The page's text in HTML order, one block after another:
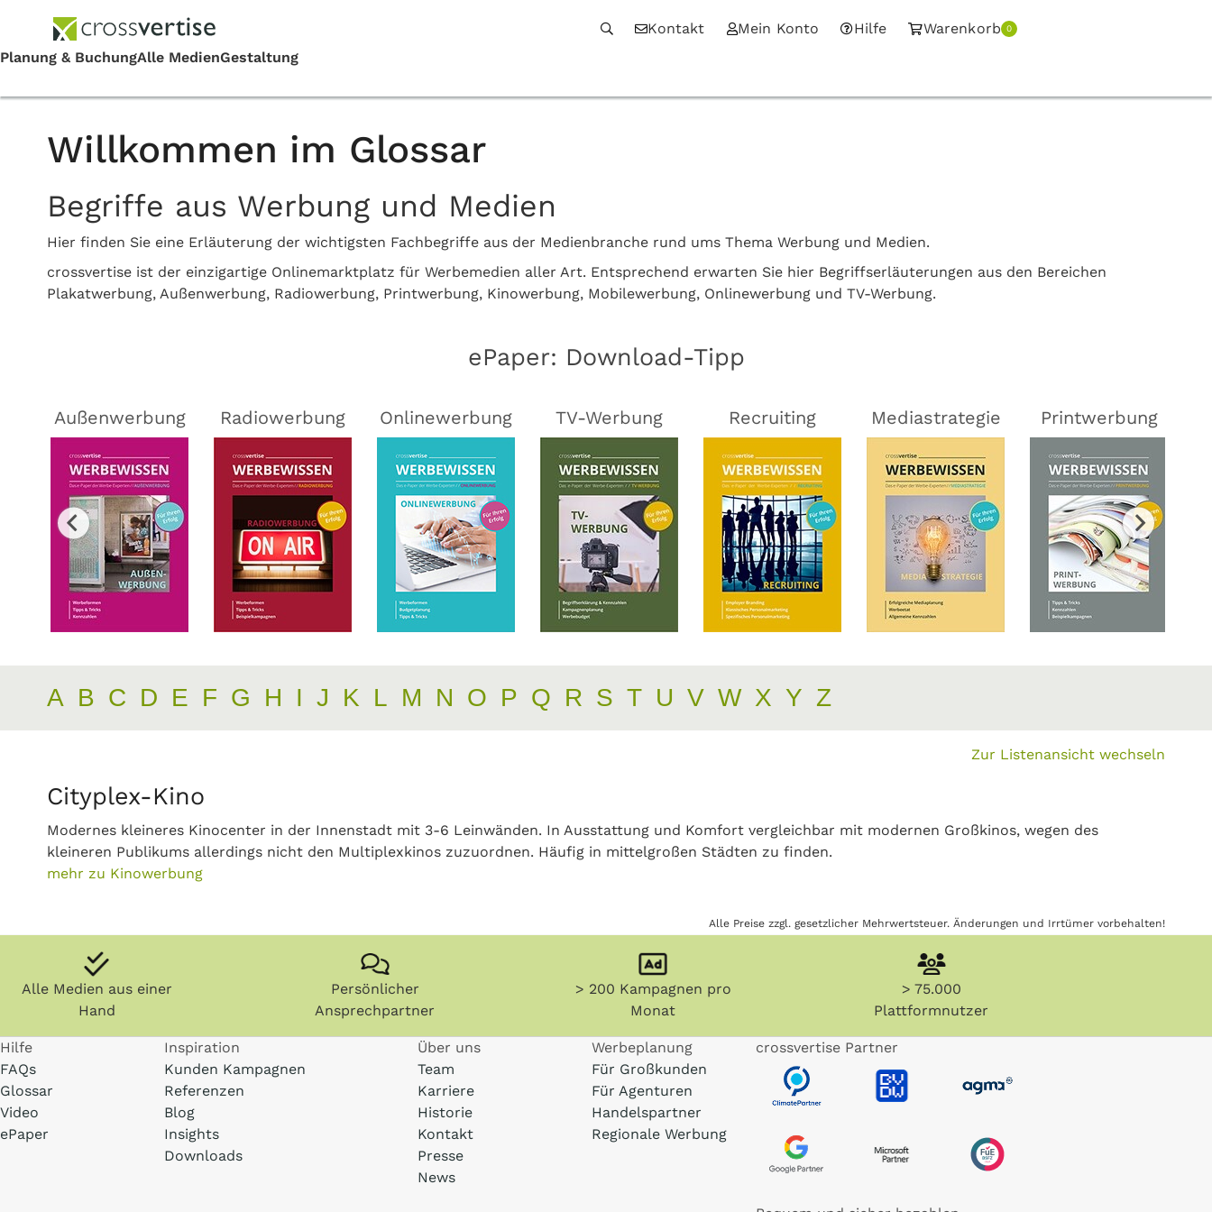
Kontakt Mein Konto Hilfe Warenkorb 0
Willkommen im Glossar
Begriffe aus Werbung und Medien
Hier finden Sie eine Erläuterung der wichtigsten Fachbegriffe aus der Medienbranche rund ums Thema Werbung und Medien.
crossvertise ist der einzigartige Onlinemarktplatz für Werbemedien aller Art. Entsprechend erwarten Sie hier Begriffserläuterungen aus den Bereichen
Plakatwerbung, Außenwerbung, Radiowerbung, Printwerbung, Kinowerbung, Mobilewerbung, Onlinewerbung und TV-Werbung.
ePaper: Download-Tipp
Außenwerbung Radiowerbung Onlinewerbung TV-Werbung Recruiting Mediastrategie Printwerbung
A B C D E F G H I J K L M N O P Q R S T U V W X Y Z
Zur Listenansicht wechseln
Cityplex-Kino
Modernes kleineres Kinocenter in der Innenstadt mit 3-6 Leinwänden. In Ausstattung und Komfort vergleichbar mit modernen Großkinos, wegen des
kleineren Publikums allerdings nicht den Multiplexkinos zuzuordnen. Häufig in mittelgroßen Städten zu finden.
mehr zu Kinowerbung
Alle Preise zzgl. gesetzlicher Mehrwertsteuer. Änderungen und Irrtümer vorbehalten!
Alle Medien aus einer
Hand
Persönlicher
Ansprechpartner
> 200 Kampagnen pro
Monat
> 75.000
Plattformnutzer
Hilfe
FAQs
Glossar
Video
ePaper
Inspiration
Kunden Kampagnen
Referenzen
Blog
Insights
Downloads
Über uns
Team
Karriere
Historie
Kontakt
Presse
News
Werbeplanung
Für Großkunden
Für Agenturen
Handelspartner
Regionale Werbung
crossvertise Partner